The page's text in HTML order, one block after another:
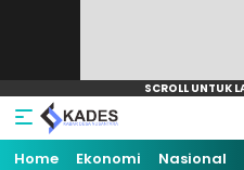
Home Ekonomi Nasional